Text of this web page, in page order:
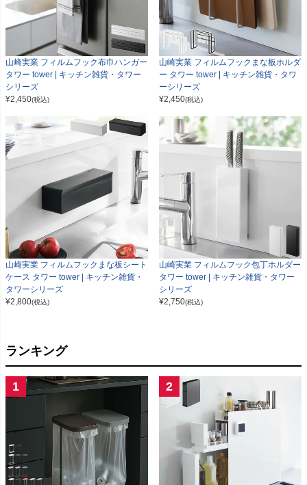
山崎実業 フィルムフック布巾ハンガー
タワー tower | キッチン雑貨・タワー
シリーズ
¥2,450(税込)
山崎実業 フィルムフックまな板ホルダ
ー タワー tower | キッチン雑貨・タワ
ーシリーズ
¥2,450(税込)
山崎実業 フィルムフックまな板シート
ケース タワー tower | キッチン雑貨・
タワーシリーズ
¥2,800(税込)
山崎実業 フィルムフック包丁ホルダー
タワー tower | キッチン雑貨・タワー
シリーズ
¥2,750(税込)
ランキング
1 2